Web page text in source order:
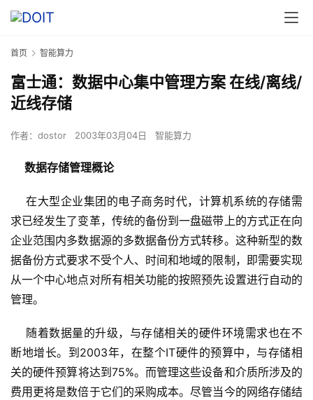
首页 智能算力
富士通：数据中心集中管理方案 在线/离线/
近线存储
作者： dostor 2003年03月04日 智能算力
数据存储管理概论
在大型企业集团的电子商务时代，计算机系统的存储需
求已经发生了变革，传统的备份到一盘磁带上的方式正在向
企业范围内多数据源的多数据备份方式转移。这种新型的数
据备份方式要求不受个人、时间和地域的限制，即需要实现
从一个中心地点对所有相关功能的按照预先设置进行自动的
管理。
随着数据量的升级，与存储相关的硬件环境需求也在不
断地增长。到2003年，在整个IT硬件的预算中，与存储相
关的硬件预算将达到75%。而管理这些设备和介质所涉及的
费用更将是数倍于它们的采购成本。尽管当今的网络存储结